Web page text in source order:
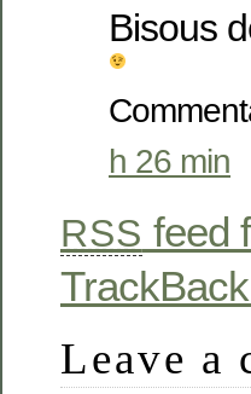
Bisous
h 26 min
RSS feed
TrackBack
Leave a